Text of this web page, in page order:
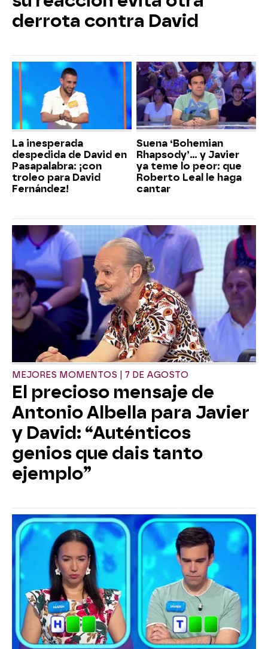
derrota contra David
La inesperada
despedida de David en
Pasapalabra: ¡con
troleo para David
Fernández!
Suena ‘Bohemian
Rhapsody’... y Javier
ya teme lo peor: que
Roberto Leal le haga
cantar
MEJORES MOMENTOS | 7 DE AGOSTO
El precioso mensaje de
Antonio Albella para Javier
y David: “Auténticos
genios que dais tanto
ejemplo”